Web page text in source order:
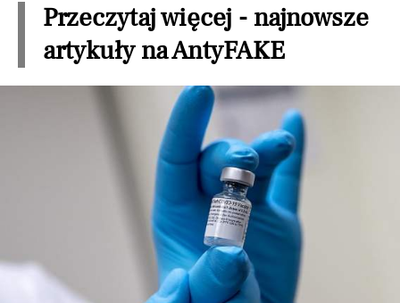
Przeczytaj więcej - najnowsze
artykuły na AntyFAKE